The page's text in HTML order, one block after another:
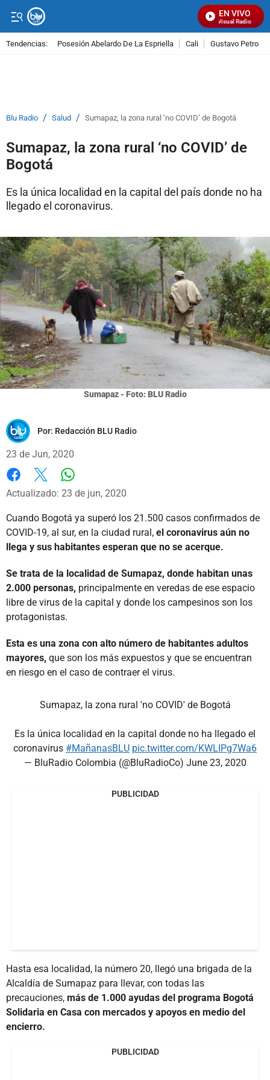
EN VIVO
Señal Visual Radio
Tendencias: Posesión Abelardo De La Espriella Cali Gustavo Petro
Blu Radio / Salud / Sumapaz, la zona rural ‘no COVID’ de Bogotá
Sumapaz, la zona rural ‘no COVID’ de
Bogotá
Es la única localidad en la capital del país donde no ha
llegado el coronavirus.
Sumapaz - Foto: BLU Radio
Por: Redacción BLU Radio
23 de Jun, 2020
Facebook
X
Actualizado: 23 de jun, 2020
Cuando Bogotá ya superó los 21.500 casos confirmados de
COVID-19, al sur, en la ciudad rural, el coronavirus aún no
llega y sus habitantes esperan que no se acerque.
Se trata de la localidad de Sumapaz, donde habitan unas
2.000 personas, principalmente en veredas de ese espacio
libre de virus de la capital y donde los campesinos son los
protagonistas.
Esta es una zona con alto número de habitantes adultos
mayores, que son los más expuestos y que se encuentran
en riesgo en el caso de contraer el virus.
Sumapaz, la zona rural 'no COVID' de Bogotá
Es la única localidad en la capital donde no ha llegado el
coronavirus #MañanasBLU pic.twitter.com/KWLIPg7Wa6
— BluRadio Colombia (@BluRadioCo) June 23, 2020
PUBLICIDAD
Hasta esa localidad, la número 20, llegó una brigada de la
Alcaldía de Sumapaz para llevar, con todas las
precauciones, más de 1.000 ayudas del programa Bogotá
Solidaria en Casa con mercados y apoyos en medio del
encierro.
PUBLICIDAD